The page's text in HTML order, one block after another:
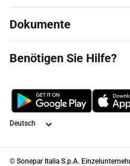
Dokumente
Benötigen Sie Hilfe?
Sprache
© Sonepar Italia S.p.A.